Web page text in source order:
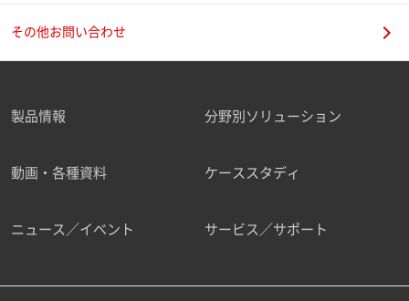
ご勤務先
職種
その他お問い合わせ
製品情報 分野別ソリューション
動画・各種資料 ケーススタディ
ニュース／イベント サービス／サポート